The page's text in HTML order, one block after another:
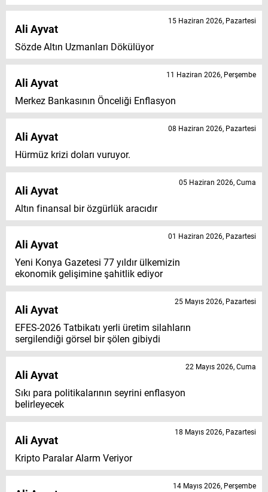
Ali Ayvat
Sözde Altın Uzmanları Dökülüyor
15 Haziran 2026, Pazartesi
Ali Ayvat
Merkez Bankasının Önceliği Enflasyon
11 Haziran 2026, Perşembe
Ali Ayvat
Hürmüz krizi doları vuruyor.
08 Haziran 2026, Pazartesi
Ali Ayvat
Altın finansal bir özgürlük aracıdır
05 Haziran 2026, Cuma
Ali Ayvat
Yeni Konya Gazetesi 77 yıldır ülkemizin
ekonomik gelişimine şahitlik ediyor
01 Haziran 2026, Pazartesi
Ali Ayvat
EFES-2026 Tatbikatı yerli üretim silahların
sergilendiği görsel bir şölen gibiydi
25 Mayıs 2026, Pazartesi
Ali Ayvat
Sıkı para politikalarının seyrini enflasyon
belirleyecek
22 Mayıs 2026, Cuma
Ali Ayvat
Kripto Paralar Alarm Veriyor
18 Mayıs 2026, Pazartesi
14 Mayıs 2026, Perşembe